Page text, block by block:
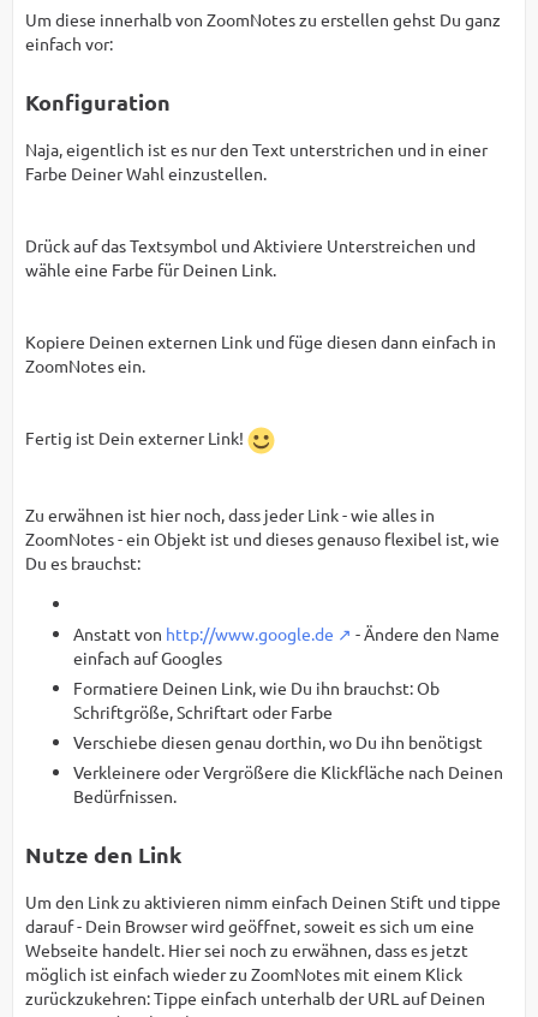
Um diese innerhalb von ZoomNotes zu erstellen gehst Du ganz
einfach vor:
Konfiguration
Naja, eigentlich ist es nur den Text unterstrichen und in einer
Farbe Deiner Wahl einzustellen.
Drück auf das Textsymbol und Aktiviere Unterstreichen und
wähle eine Farbe für Deinen Link.
Kopiere Deinen externen Link und füge diesen dann einfach in
ZoomNotes ein.
Fertig ist Dein externer Link!
Zu erwähnen ist hier noch, dass jeder Link - wie alles in
ZoomNotes - ein Objekt ist und dieses genauso flexibel ist, wie
Du es brauchst:
Anstatt von http://www.google.de
- Ändere den Name
einfach auf Googles
Formatiere Deinen Link, wie Du ihn brauchst: Ob
Schriftgröße, Schriftart oder Farbe
Verschiebe diesen genau dorthin, wo Du ihn benötigst
Verkleinere oder Vergrößere die Klickfläche nach Deinen
Bedürfnissen.
Nutze den Link
Um den Link zu aktivieren nimm einfach Deinen Stift und tippe
darauf - Dein Browser wird geöffnet, soweit es sich um eine
Webseite handelt. Hier sei noch zu erwähnen, dass es jetzt
möglich ist einfach wieder zu ZoomNotes mit einem Klick
zurückzukehren: Tippe einfach unterhalb der URL auf Deinen